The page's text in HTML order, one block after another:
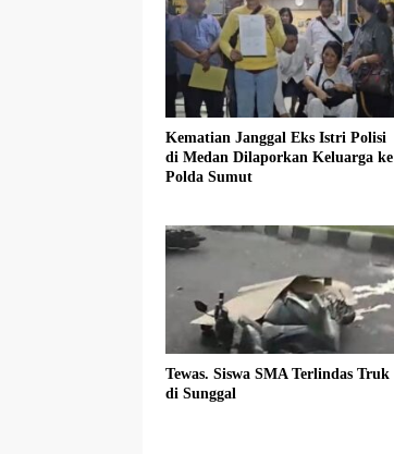
Kematian Janggal Eks Istri Polisi
di Medan Dilaporkan Keluarga ke
Polda Sumut
Tewas. Siswa SMA Terlindas Truk
di Sunggal